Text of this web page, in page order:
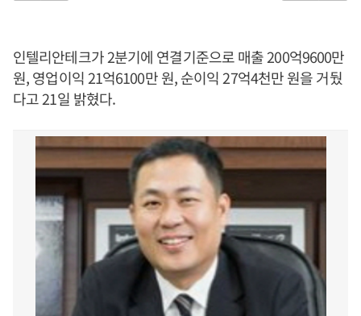
인텔리안테크가 2분기에 연결기준으로 매출 200억9600만
원, 영업이익 21억6100만 원, 순이익 27억4천만 원을 거뒀
다고 21일 밝혔다.